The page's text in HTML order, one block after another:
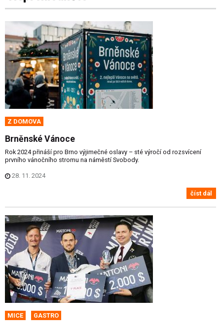
Z DOMOVA
Brněnské Vánoce
Rok 2024 přináší pro Brno výjimečné oslavy – sté výročí od rozsvícení
prvního vánočního stromu na náměstí Svobody.
28. 11. 2024
číst dál
MICE GASTRO